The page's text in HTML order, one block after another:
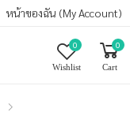
หน้าของฉัน (My Account)
0
Wishlist
0
Cart